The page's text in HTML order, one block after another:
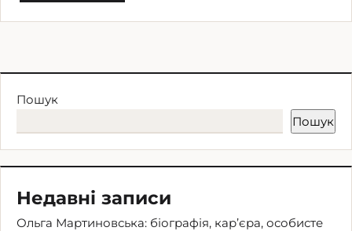
Пошук
Пошук
Недавні записи
Ольга Мартиновська: біографія, кар’єра, особисте